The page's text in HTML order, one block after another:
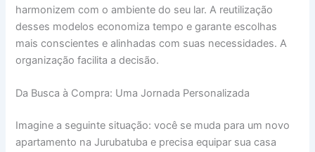
harmonizem com o ambiente do seu lar. A reutilização
desses modelos economiza tempo e garante escolhas
mais conscientes e alinhadas com suas necessidades. A
organização facilita a decisão.
Da Busca à Compra: Uma Jornada Personalizada
Imagine a seguinte situação: você se muda para um novo
apartamento na Jurubatuba e precisa equipar sua casa